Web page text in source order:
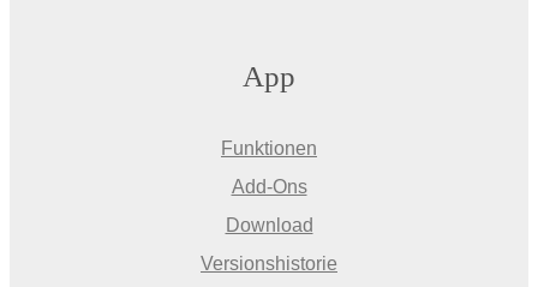
App
Funktionen
Add-Ons
Download
Versionshistorie